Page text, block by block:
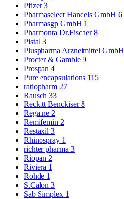
Pfizer3
Pharmaselect Handels GmbH 6
Pharmasgp GmbH 1
Pharmonta Dr.Fischer8
Pistal 3
Pluspharma Arzneimittel GmbH
Procter & Gamble 9
Prospan 4
Pure encapsulations 115
ratiopharm 27
Rausch 33
Reckitt Benckiser8
Regaine 2
Remifemin 2
Restaxil 3
Rhinospray 1
richter pharma 3
Riopan 2
Riviera 1
Rohde 1
S.Calon 3
Sab Simplex 1